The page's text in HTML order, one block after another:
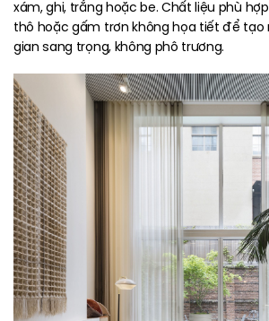
xám, ghi, trắng hoặc be. Chất liệu phù
thô hoặc gấm trơn không họa tiết để tạo
gian sang trọng, không phô trương.